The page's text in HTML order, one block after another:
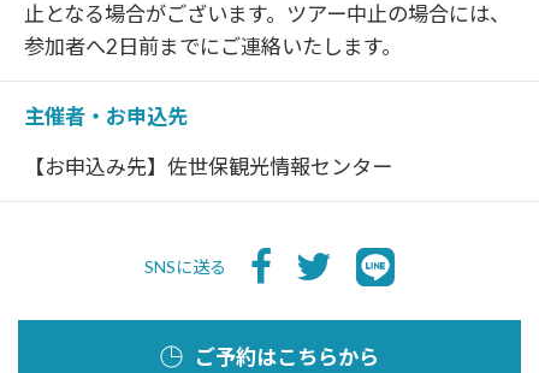
止となる場合がございます。ツアー中止の場合には、
参加者へ2日前までにご連絡いたします。
主催者・お申込先
【お申込み先】佐世保観光情報センター
SNSに送る
ご予約はこちらから